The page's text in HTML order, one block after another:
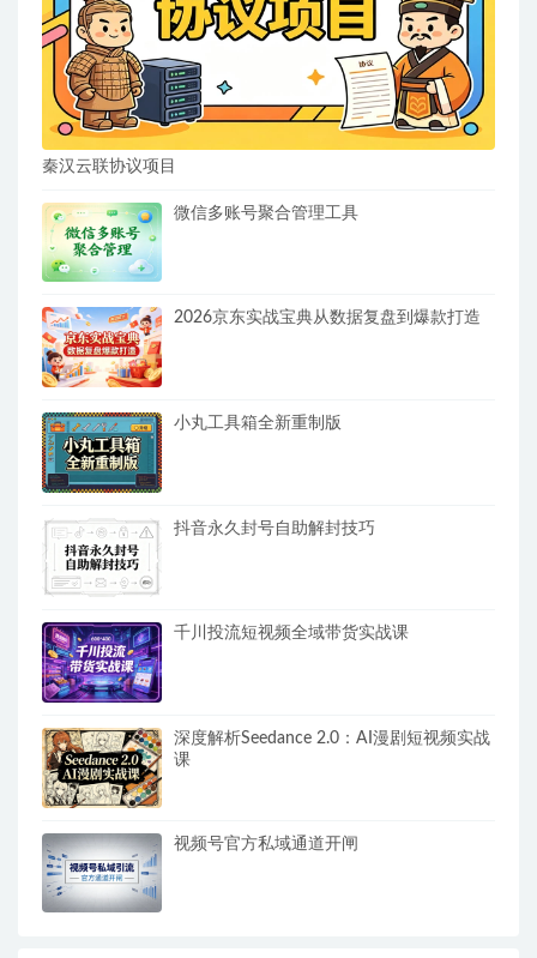
秦汉云联协议项目
微信多账号聚合管理工具
2026京东实战宝典从数据复盘到爆款打造
小丸工具箱全新重制版
抖音永久封号自助解封技巧
千川投流短视频全域带货实战课
深度解析Seedance 2.0：AI漫剧短视频实战
课
视频号官方私域通道开闸